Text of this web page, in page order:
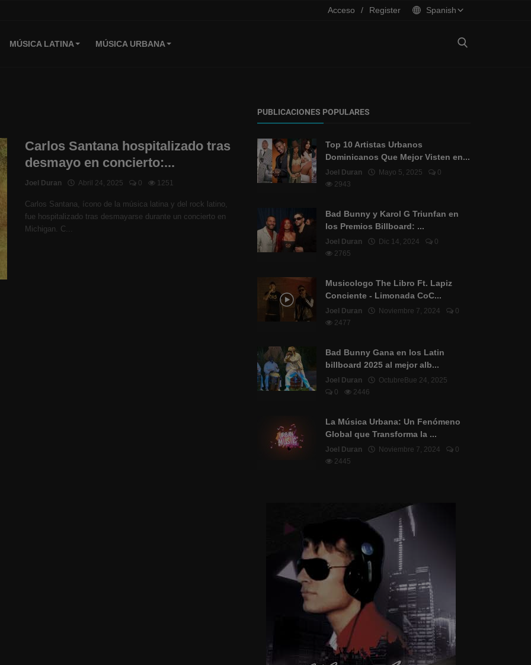
Acceso / Register Spanish
MÚSICA LATINA MÚSICA URBANA
Carlos Santana hospitalizado tras
desmayo en concierto:...
Joel Duran Abril 24, 2025 0 1251
Carlos Santana, ícono de la música latina y del rock latino,
fue hospitalizado tras desmayarse durante un concierto en
Michigan. C...
PUBLICACIONES POPULARES
Top 10 Artistas Urbanos
Dominicanos Que Mejor Visten en...
Joel Duran Mayo 5, 2025
0
2943
Bad Bunny y Karol G Triunfan en
los Premios Billboard: ...
Joel Duran Dic 14, 2024
0
2765
Musicologo The Libro Ft. Lapiz
Conciente - Limonada CoC...
Joel Duran Noviembre 7, 2024
0
2477
Bad Bunny Gana en los Latin
billboard 2025 al mejor alb...
Joel Duran
OctubreBue 24, 2025
0
2446
La Música Urbana: Un Fenómeno
Global que Transforma la ...
Joel Duran Noviembre 7, 2024
0
2445